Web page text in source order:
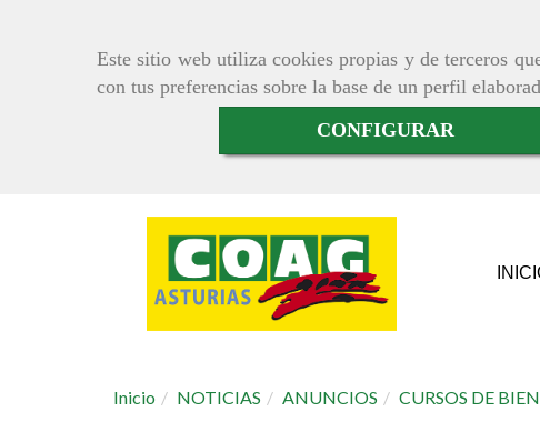
Este sitio web utiliza cookies propias y de terceros
con tus preferencias sobre la base de un perfil
CONFIGURAR
Inicio NOTICIAS ANUNCIOS CURSOS DE